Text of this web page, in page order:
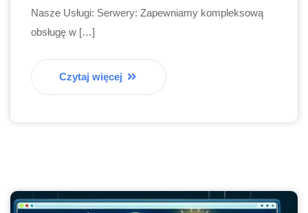
Nasze Usługi: Serwery: Zapewniamy kompleksową
obsługę w […]
Czytaj więcej